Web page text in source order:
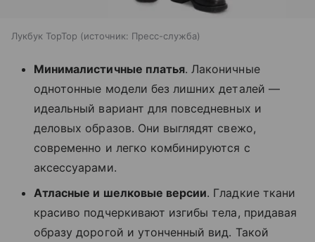
Лукбук TopTop источник: Пресс-служба
Минималистичные платья. Лаконичные
однотонные модели без лишних деталей —
идеальный вариант для повседневных и
деловых образов. Они выглядят свежо,
современно и легко комбинируются с
аксессуарами.
Атласные и шелковые версии. Гладкие ткани
красиво подчеркивают изгибы тела, придавая
образу дорогой и утонченный вид. Такой